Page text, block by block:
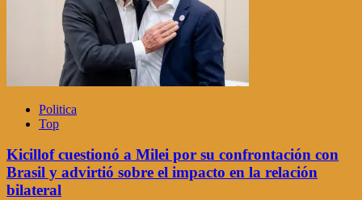
Politica
Top
Kicillof cuestionó a Milei por su confrontación con
Brasil y advirtió sobre el impacto en la relación
bilateral